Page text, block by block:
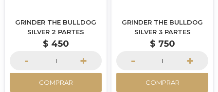
GRINDER THE BULLDOG
SILVER 2 PARTES
$ 450
- +
COMPRAR
GRINDER THE BULLDOG
SILVER 3 PARTES
$ 750
- +
COMPRAR